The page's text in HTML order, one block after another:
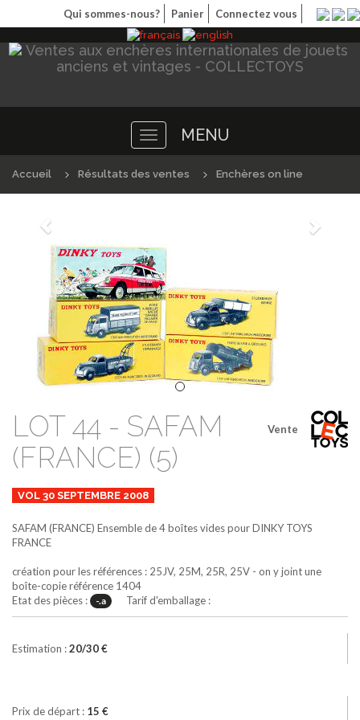
Qui sommes-nous? Panier Connectez vous
Toggle
navigation
MENU
Accueil Résultats des ventes Enchères on line
Précédént
Vente
LOT 44 - SAFAM
(FRANCE) (5)
VOL 30 SEPTEMBRE 2008
SAFAM (FRANCE) Ensemble de 4 boîtes vides pour DINKY TOYS
FRANCE
création pour les références : 25JV, 25M, 25R, 25V - on y joint une
boîte-copie référence 1404
Etat des pièces :
-.a Tarif d'emballage :
Estimation :20/30 €
Prix de départ : 15 €